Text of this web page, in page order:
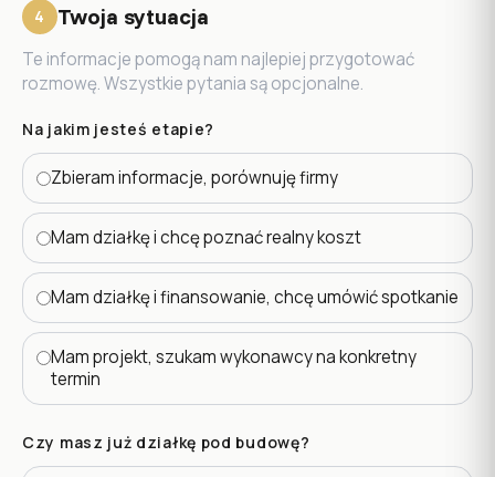
4 Twoja sytuacja
Te informacje pomogą nam najlepiej przygotować
rozmowę. Wszystkie pytania są opcjonalne.
Na jakim jesteś etapie?
Zbieram informacje, porównuję firmy
Mam działkę i chcę poznać realny koszt
Mam działkę i finansowanie, chcę umówić spotkanie
Mam projekt, szukam wykonawcy na konkretny
termin
Czy masz już działkę pod budowę?